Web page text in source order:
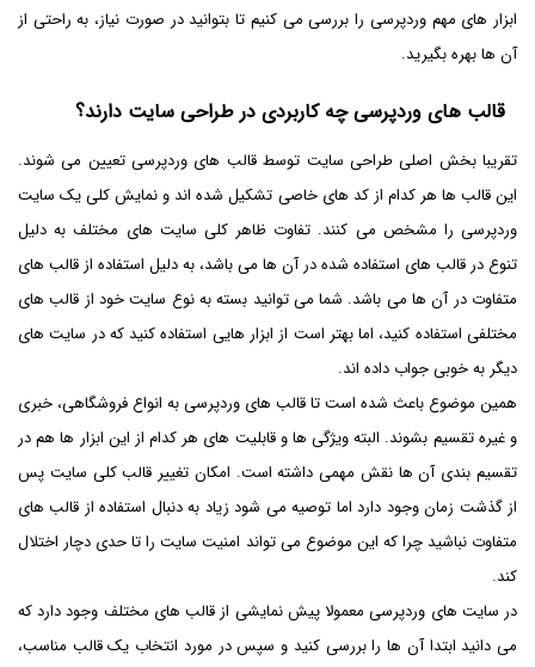
ابزار های مهم وردپرسی را بررسی می کنیم تا بتوانید در صورت نیاز، به راحتی از
آن ها بهره بگیرید.
قالب های وردپرسی چه کاربردی در طراحی سایت دارند؟
تقریبا بخش اصلی طراحی سایت توسط قالب های وردپرسی تعیین می شوند.
این قالب ها هر کدام از کد های خاصی تشکیل شده اند و نمایش کلی یک سایت
وردپرسی را مشخص می کنند. تفاوت ظاهر کلی سایت های مختلف به دلیل
تنوع در قالب های استفاده شده در آن ها می باشد، به دلیل استفاده از قالب های
متفاوت در آن ها می باشد. شما می توانید بسته به نوع سایت خود از قالب های
مختلفی استفاده کنید، اما بهتر است از ابزار هایی استفاده کنید که در سایت های
دیگر به خوبی جواب داده اند.
همین موضوع باعث شده است تا قالب های وردپرسی به انواع فروشگاهی، خبری
و غیره تقسیم بشوند. البته ویژگی ها و قابلیت های هر کدام از این ابزار ها هم در
تقسیم بندی آن ها نقش مهمی داشته است. امکان تغییر قالب کلی سایت پس
از گذشت زمان وجود دارد اما توصیه می شود زیاد به دنبال استفاده از قالب های
متفاوت نباشید چرا که این موضوع می تواند امنیت سایت را تا حدی دچار اختلال
کند.
در سایت های وردپرسی معمولا پیش نمایشی از قالب های مختلف وجود دارد که
می دانید ابتدا آن ها را بررسی کنید و سپس در مورد انتخاب یک قالب مناسب،